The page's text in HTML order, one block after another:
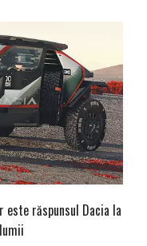
este răspunsul Dacia la